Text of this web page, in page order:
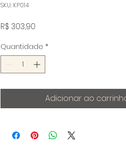
SKU: KP014
R$ 303,90
Quantidade *
Adicionar ao